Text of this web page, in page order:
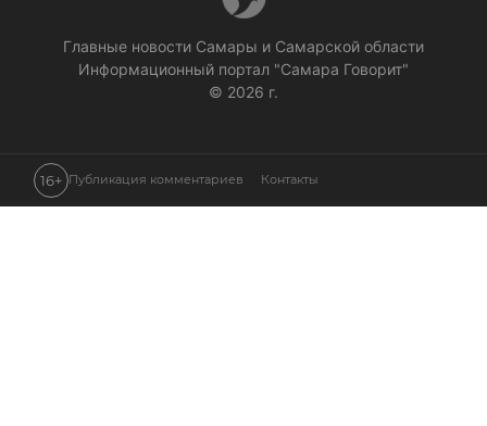
Главные новости Самары и Самарской области
Информационный портал "Самара Говорит"
© 2026 г.
16+ Публикация комментариев Контакты